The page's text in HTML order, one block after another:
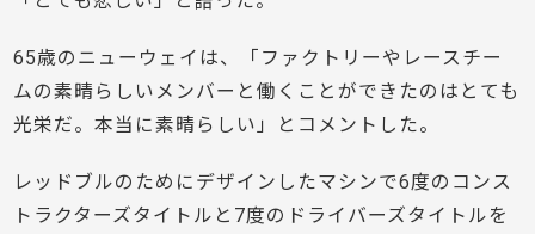
65歳のニューウェイは、「ファクトリーやレースチー
ムの素晴らしいメンバーと働くことができたのはとても
光栄だ。本当に素晴らしい」とコメントした。
レッドブルのためにデザインしたマシンで6度のコンス
トラクターズタイトルと7度のドライバーズタイトルを